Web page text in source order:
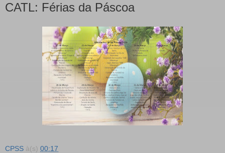
CATL: Férias da Páscoa
CPSS à(s) 00:17